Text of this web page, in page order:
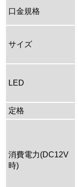
口金規格
サイズ
LED
定格
消費電力(DC12V
時)